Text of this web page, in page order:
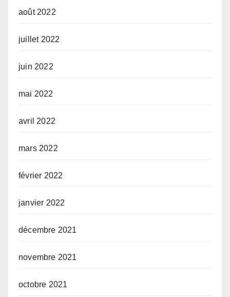
août 2022
juillet 2022
juin 2022
mai 2022
avril 2022
mars 2022
février 2022
janvier 2022
décembre 2021
novembre 2021
octobre 2021